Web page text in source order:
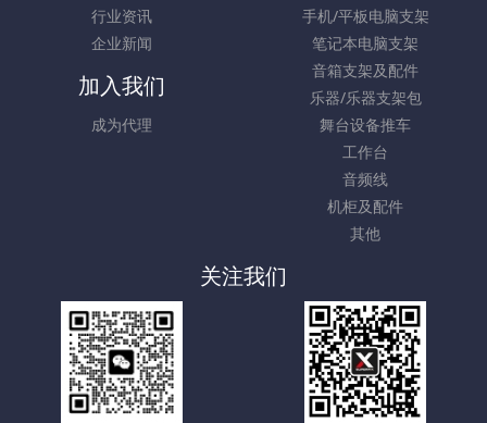
手机/平板电脑支架
笔记本电脑支架
音箱支架及配件
乐器/乐器支架包
舞台设备推车
工作台
音频线
机柜及配件
其他
行业资讯
企业新闻
加入我们
成为代理
关注我们